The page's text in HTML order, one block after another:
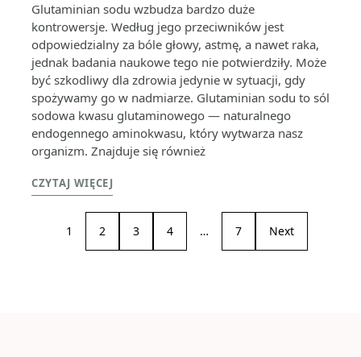
Glutaminian sodu wzbudza bardzo duże
kontrowersje. Według jego przeciwników jest
odpowiedzialny za bóle głowy, astmę, a nawet raka,
jednak badania naukowe tego nie potwierdziły. Może
być szkodliwy dla zdrowia jedynie w sytuacji, gdy
spożywamy go w nadmiarze. Glutaminian sodu to sól
sodowa kwasu glutaminowego — naturalnego
endogennego aminokwasu, który wytwarza nasz
organizm. Znajduje się również
CZYTAJ WIĘCEJ
1 2 3 4 … 7 Next